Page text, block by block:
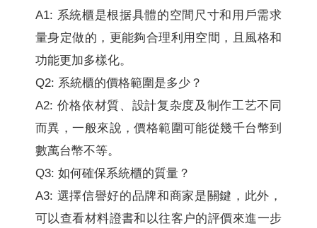
A1: 系統櫃是根据具體的空間尺寸和用戶需求
量身定做的，更能夠合理利用空間，且風格和
功能更加多樣化。
Q2: 系統櫃的價格範圍是多少？
A2: 价格依材質、設計复杂度及制作工艺不同
而異，一般來說，價格範圍可能從幾千台幣到
數萬台幣不等。
Q3: 如何確保系統櫃的質量？
A3: 選擇信譽好的品牌和商家是關鍵，此外，
可以查看材料證書和以往客户的評價來進一步